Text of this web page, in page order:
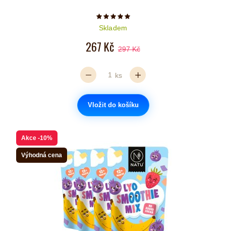
Počet hvězdiček je 5 z 5
Skladem
267 Kč 297 Kč
ks
Vložit do košíku
Akce -10%
Výhodná cena